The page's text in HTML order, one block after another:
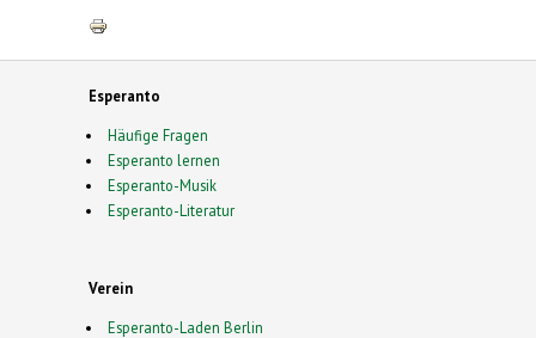
Esperanto
Häufige Fragen
Esperanto lernen
Esperanto-Musik
Esperanto-Literatur
Verein
Esperanto-Laden Berlin